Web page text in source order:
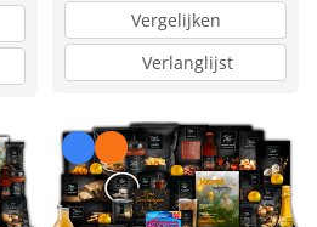
Vergelijken
Verlanglijst